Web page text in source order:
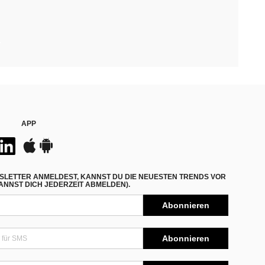
APP
ANMELDEST, KANNST DU DIE NEUESTEN TRENDS VOR
DICH JEDERZEIT ABMELDEN).
Abonnieren
Abonnieren